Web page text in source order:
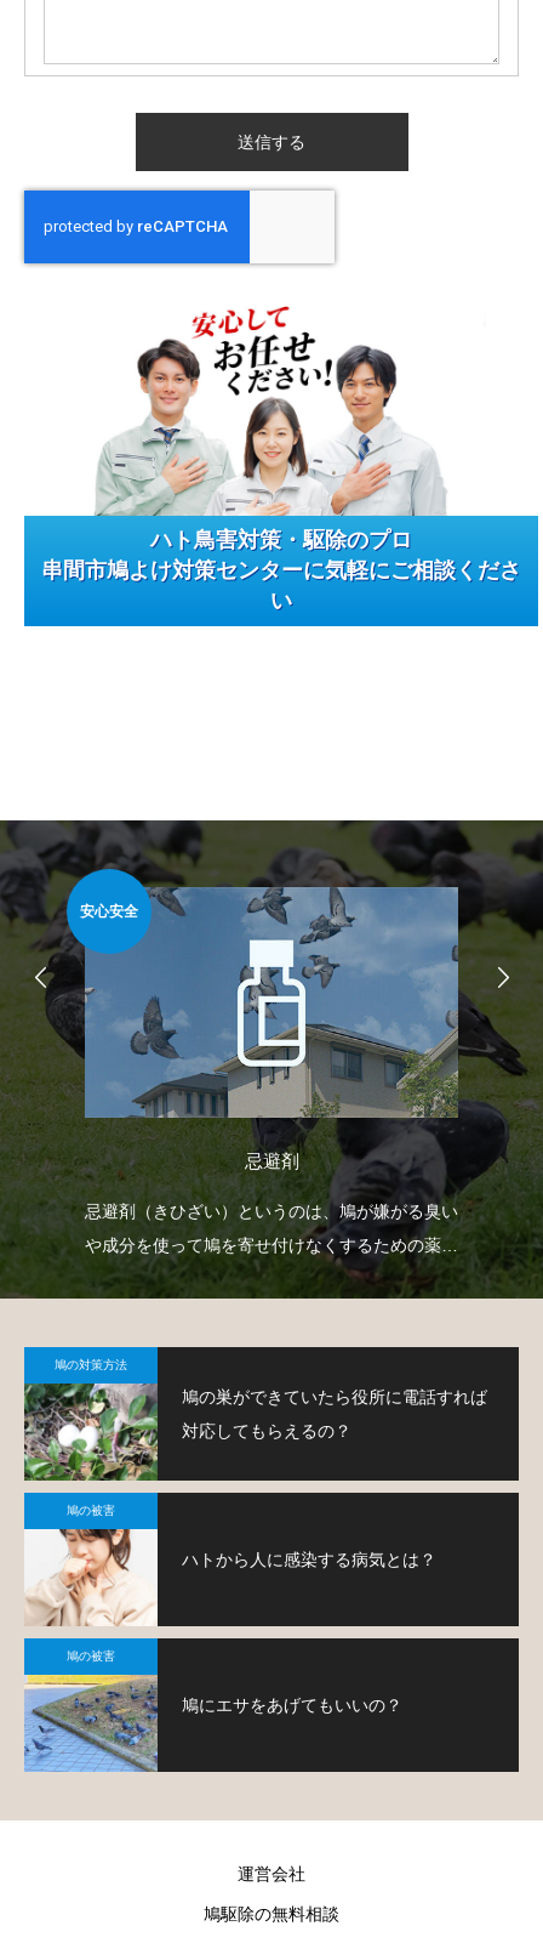
ハト鳥害対策・駆除のプロ
串間市鳩よけ対策センターに気軽にご相談くださ
い
安心安全
忌避剤
忌避剤（きひざい）というのは、鳩が嫌がる臭い
や成分を使って鳩を寄せ付けなくするための薬剤
で、様々なタイプのものがあります。
鳩の対策方法
鳩の巣ができていたら役所に電話すれば
対応してもらえるの？
鳩の被害
ハトから人に感染する病気とは？
鳩の被害
鳩にエサをあげてもいいの？
運営会社
鳩駆除の無料相談